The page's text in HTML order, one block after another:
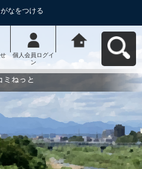
なをつける
個人会員ログイ
ン
動応援ｻｲﾄ はち
コミねっとへ戻
ねっと